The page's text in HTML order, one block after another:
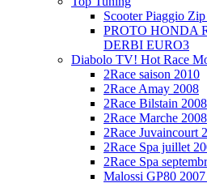
Scooter Piaggio
PROTO HONDA
DERBI EURO3
Diabolo TV! Hot Race
2Race saison 2010
2Race Amay 2008
2Race Bilstain 2008
2Race Marche 2008
2Race Juvaincourt
2Race Spa juillet
2Race Spa
Malossi GP80 2007